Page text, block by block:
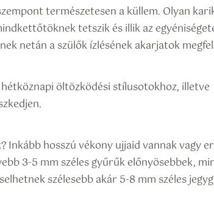
természetesen a küllem. Olyan
tetszik és illik az
netán a szülők ízlésének akarjatok
öltözködési stílusotokhoz, illetve
Inkább hosszú vékony ujjaid vannak vagy
3-5 mm széles gyűrűk előnyösebbek,
szélesebb akár 5-8 mm széles